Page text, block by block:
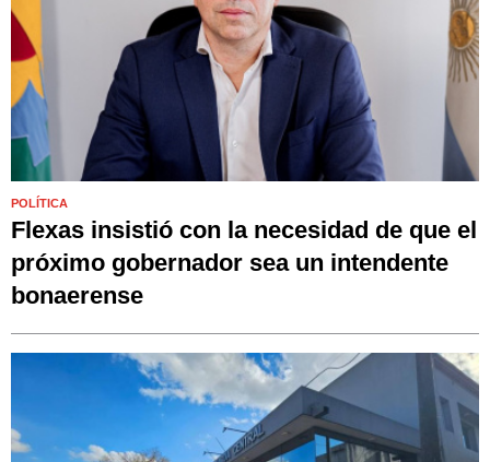
POLÍTICA
Flexas insistió con la necesidad de que el
próximo gobernador sea un intendente
bonaerense